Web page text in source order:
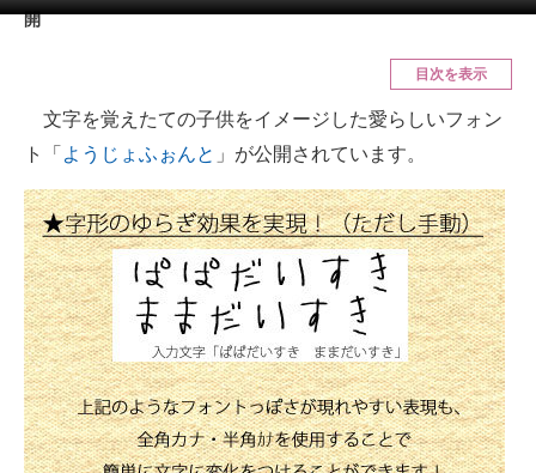
メディア
スマホと通信の最新トレンド
進化するPCとデバイスの未来
好きが集まる 比べて選べる
ビジネスと働き方のヒント
AI活用のいまが分かる
企業ITのトレンドを詳説
経営リーダーのコミュニティ
開
目次を表示
文字を覚えたての子供をイメージした愛らしいフォン
ト「 ようじょふぉんと 」が公開されています。